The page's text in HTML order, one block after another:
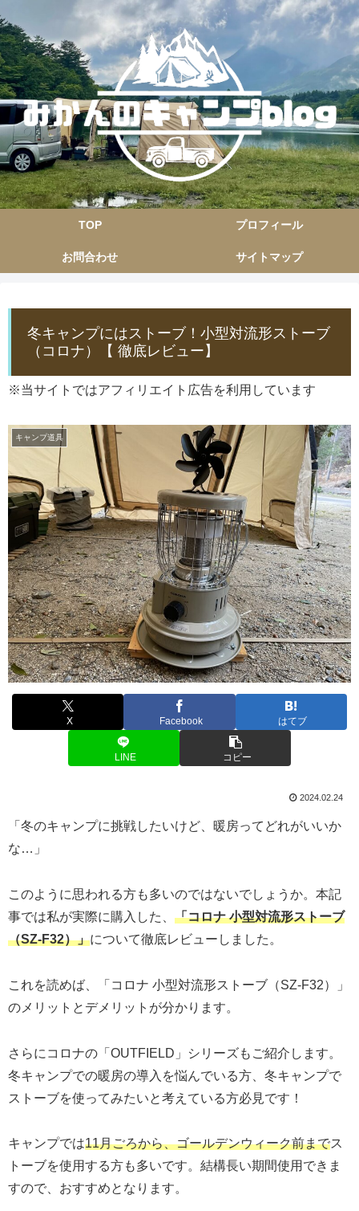
TOP プロフィール
お問合わせ サイトマップ
冬キャンプにはストーブ！小型対流形ストーブ
（コロナ）【 徹底レビュー】
※当サイトではアフィリエイト広告を利用しています
キャンプ道具
X Facebook はてブ
LINE コピー
2024.02.24
「冬のキャンプに挑戦したいけど、暖房ってどれがいいか
な…」
このように思われる方も多いのではないでしょうか。本記
事では私が実際に購入した、 「コロナ 小型対流形ストーブ
（SZ-F32）」について徹底レビューしました。
これを読めば、「コロナ 小型対流形ストーブ（SZ-F32）」
のメリットとデメリットが分かります。
さらにコロナの「OUTFIELD」シリーズもご紹介します。
冬キャンプでの暖房の導入を悩んでいる方、冬キャンプで
ストーブを使ってみたいと考えている方必見です！
キャンプでは11月ごろから、ゴールデンウィーク前までス
トーブを使用する方も多いです。結構長い期間使用できま
すので、おすすめとなります。